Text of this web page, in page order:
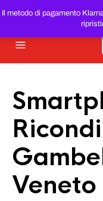
Il metodo di pagamento
SMARTPHONE E
Veneto